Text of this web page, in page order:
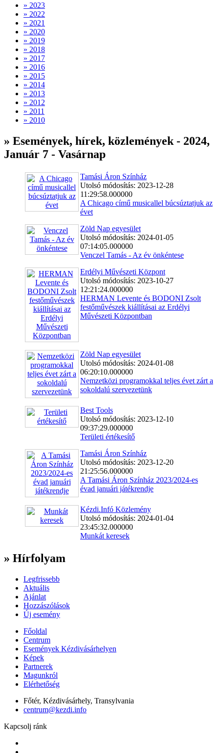
» 2023
» 2022
» 2021
» 2020
» 2019
» 2018
» 2017
» 2016
» 2015
» 2014
» 2013
» 2012
» 2011
» 2010
» Események, hírek, közlemények - 2024,
Január 7 - Vasárnap
Tamási Áron Színház
Utolsó módosítás: 2023-12-28
11:29:58.000000
A Chicago című musicallel búcsúztatjuk az
évet
Zöld Nap egyesület
Utolsó módosítás: 2024-01-05
07:14:05.000000
Venczel Tamás - Az év önkéntese
Erdélyi Művészeti Központ
Utolsó módosítás: 2023-10-27
12:21:24.000000
HERMAN Levente és BODONI Zsolt
festőművészek kiállításai az Erdélyi
Művészeti Központban
Zöld Nap egyesület
Utolsó módosítás: 2024-01-08
06:20:10.000000
Nemzetközi programokkal teljes évet zárt a
sokoldalú szervezetünk
Best Tools
Utolsó módosítás: 2023-12-10
09:37:29.000000
Területi értékesítő
Tamási Áron Színház
Utolsó módosítás: 2023-12-20
21:25:56.000000
A Tamási Áron Színház 2023/2024-es
évad januári játékrendje
Kézdi.Infó Közlemény
Utolsó módosítás: 2024-01-04
23:45:32.000000
Munkát keresek
» Hírfolyam
Legfrissebb
Aktuális
Ajánlat
Hozzászólások
Új esemény
Főoldal
Centrum
Események Kézdivásárhelyen
Képek
Partnerek
Magunkról
Elérhetőség
Főtér, Kézdivásárhely, Transylvania
centrum@kezdi.info
Kapcsolj ránk